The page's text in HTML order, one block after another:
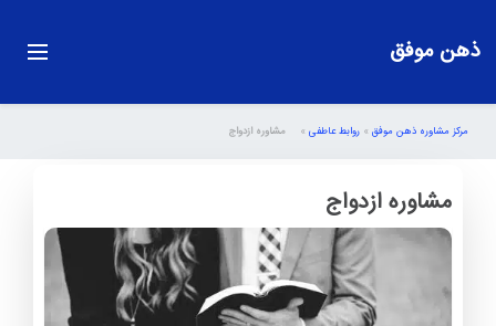
ذهن موفق
مرکز مشاوره ذهن موفق » روابط عاطفی » مشاوره ازدواج
مشاوره ازدواج